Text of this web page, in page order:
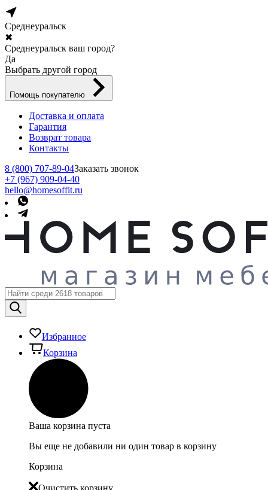
Среднеуральск
✖
Среднеуральск ваш город?
Да
Выбрать другой город
Помощь покупателю
Доставка и оплата
Гарантия
Возврат товара
Контакты
8 (800) 707-89-04Заказать звонок
+7 (967) 909-04-40
hello@homesoffit.ru
Избранное
Корзина
Ваша корзина пуста
Вы еще не добавили ни один товар в корзину
Корзина